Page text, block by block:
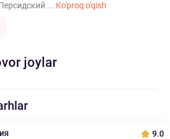
... Ko'proq o'qish
joylar
9.0